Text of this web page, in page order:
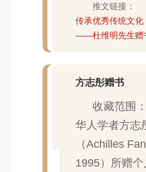
推文链接：
传承优秀传统文
——杜维明先生赠
方志彤赠书
收藏范围
华人学者方志
（Achilles
1995）所赠个